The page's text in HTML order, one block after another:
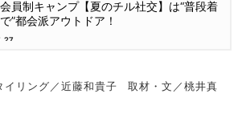
員制キャンプ【夏のチル社交】は“普段着
”都会派アウトドア！
リング／近藤和貴子 取材・文／桃井真